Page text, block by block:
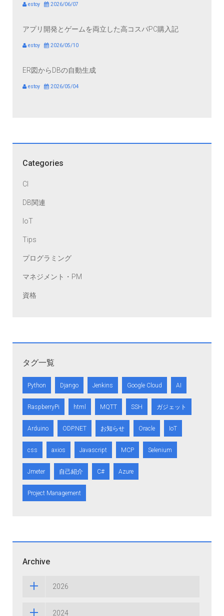
estoy 2026/06/07
アプリ開発とゲームを両立した高コスパPC購入記
estoy 2026/05/10
ER図からDBの自動生成
estoy 2026/05/04
Categories
CI
DB関連
IoT
Tips
プログラミング
マネジメント・PM
資格
タグ一覧
Python Django Jenkins Google Cloud AI
RaspberryPi html MQTT SSH ガジェット
Arduino ODP.NET お知らせ Oracle IoT
css axios Javascript MCP Selenium
Jmeter 自己紹介 C# Azure
Project Management
Archive
2026
2024